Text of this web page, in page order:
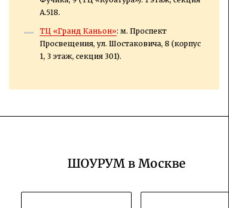
А.518.
ТЦ «Гранд Каньон»: м. Проспект
Просвещения, ул. Шостаковича, 8 (корпус
1, 3 этаж, секция 301).
ШОУРУМ в Москве